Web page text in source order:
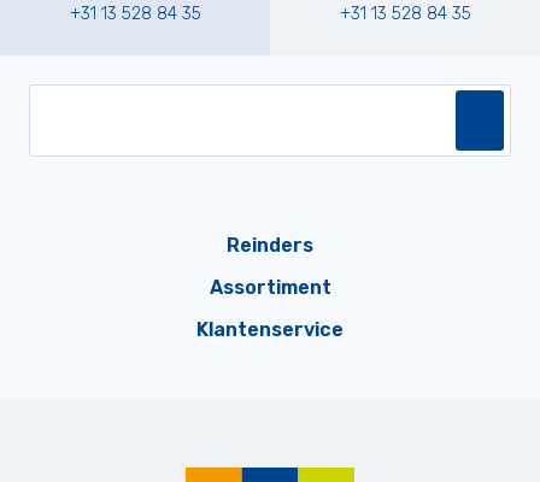
+31 13 528 84 35 +31 13 528 84 35
Reinders
Assortiment
Klantenservice